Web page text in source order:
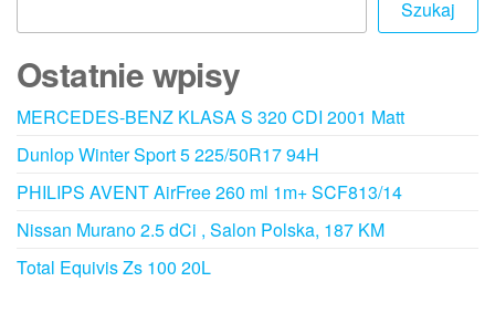
Szukaj
Ostatnie wpisy
MERCEDES-BENZ KLASA S 320 CDI 2001 Matt
Dunlop Winter Sport 5 225/50R17 94H
PHILIPS AVENT AirFree 260 ml 1m+ SCF813/14
Nissan Murano 2.5 dCi , Salon Polska, 187 KM
Total Equivis Zs 100 20L